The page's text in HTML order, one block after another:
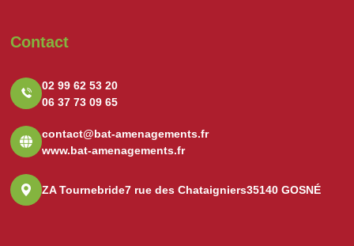
Contact
02 99 62 53 20
06 37 73 09 65
contact@bat-amenagements.fr
www.bat-amenagements.fr
ZA Tournebride7 rue des Chataigniers35140 GOSNÉ